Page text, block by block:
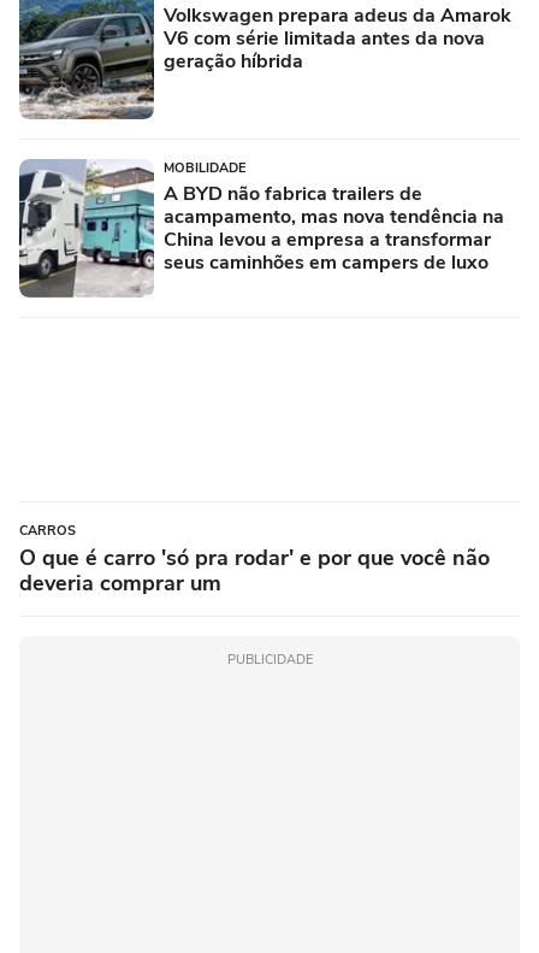
Volkswagen prepara adeus da Amarok
V6 com série limitada antes da nova
geração híbrida
MOBILIDADE
A BYD não fabrica trailers de
acampamento, mas nova tendência na
China levou a empresa a transformar
seus caminhões em campers de luxo
CARROS
O que é carro 'só pra rodar' e por que você não
deveria comprar um
PUBLICIDADE